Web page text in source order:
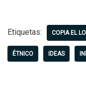
Etiquetas: COPIA EL
ÉTNICO IDEAS